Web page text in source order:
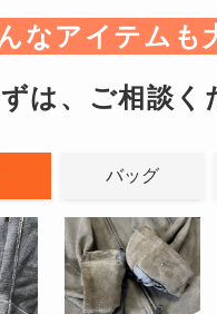
なアイテムも
は、ご相談く
バッグ